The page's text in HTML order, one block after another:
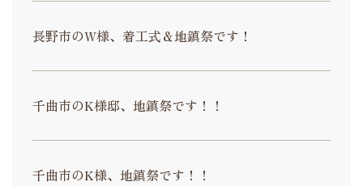
長野市のW様、着工式＆地鎮祭です！
千曲市のK様邸、地鎮祭です！！
千曲市のK様、地鎮祭です！！